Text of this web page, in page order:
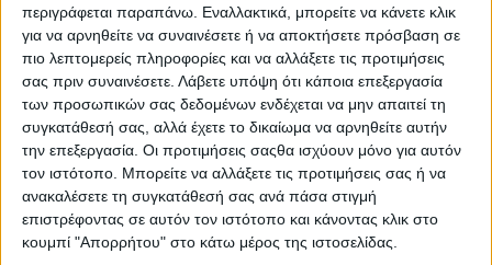
περιγράφεται παραπάνω. Εναλλακτικά, μπορείτε να κάνετε κλικ
για να αρνηθείτε να συναινέσετε ή να αποκτήσετε πρόσβαση σε
πιο λεπτομερείς πληροφορίες και να αλλάξετε τις προτιμήσεις
σας πριν συναινέσετε. Λάβετε υπόψη ότι κάποια επεξεργασία
των προσωπικών σας δεδομένων ενδέχεται να μην απαιτεί τη
συγκατάθεσή σας, αλλά έχετε το δικαίωμα να αρνηθείτε αυτήν
την επεξεργασία. Οι προτιμήσεις σαςθα ισχύουν μόνο για αυτόν
τον ιστότοπο. Μπορείτε να αλλάξετε τις προτιμήσεις σας ή να
ανακαλέσετε τη συγκατάθεσή σας ανά πάσα στιγμή
επιστρέφοντας σε αυτόν τον ιστότοπο και κάνοντας κλικ στο
κουμπί "Απορρήτου" στο κάτω μέρος της ιστοσελίδας.
Το Ford Puma Gen-E παρουσιάστηκε το 2024 και η
αποδοτικότητά του αποτέλεσε πόλο έλξης για τους
πελάτες ηλεκτρικών οχημάτων με μέση
κατανάλωση ηλεκτρικής ενέργειας 13,1 kWh/100
(δείτε εδώ πως προκύπτει το κόστος των 2,6
ευρώ/100 χλμ.). Με τον βελτιωμένο σχεδιασμό της
μπαταρίας υψηλής τάσης, η αυτονομία αυξάνεται
στα 572 χλμ. μέσα στην πόλη και στα 417 χλμ. σε
μικτό κύκλο, καθιστώντας ακόμα πιο άνετα